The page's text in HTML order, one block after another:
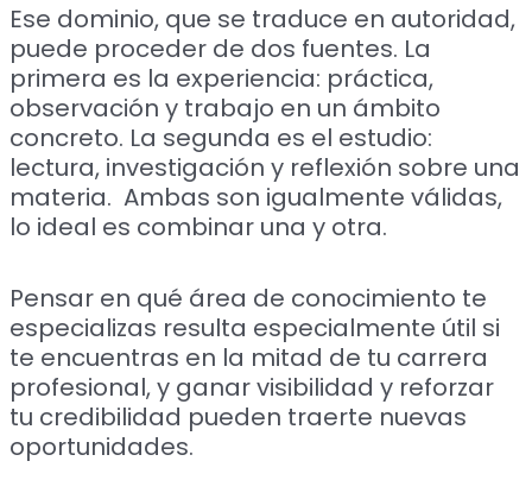
Ese dominio, que se traduce en autoridad,
puede proceder de dos fuentes. La
primera es la experiencia: práctica,
observación y trabajo en un ámbito
concreto. La segunda es el estudio:
lectura, investigación y reflexión sobre una
materia. Ambas son igualmente válidas,
lo ideal es combinar una y otra.
Pensar en qué área de conocimiento te
especializas resulta especialmente útil si
te encuentras en la mitad de tu carrera
profesional, y ganar visibilidad y reforzar
tu credibilidad pueden traerte nuevas
oportunidades.